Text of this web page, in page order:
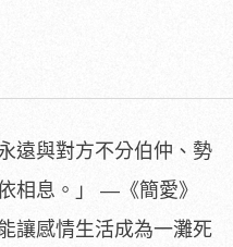
遠與對方不分伯仲、勢
相息。」 —《簡愛》
讓感情生活成為一灘死